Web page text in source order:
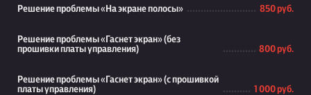
Решение проблемы «На экране полосы» 850 руб.
Решение проблемы «Гаснет экран» (без
прошивки платы управления)
800 руб.
Решение проблемы «Гаснет экран» (с прошивкой
платы управления)
1 000 руб.